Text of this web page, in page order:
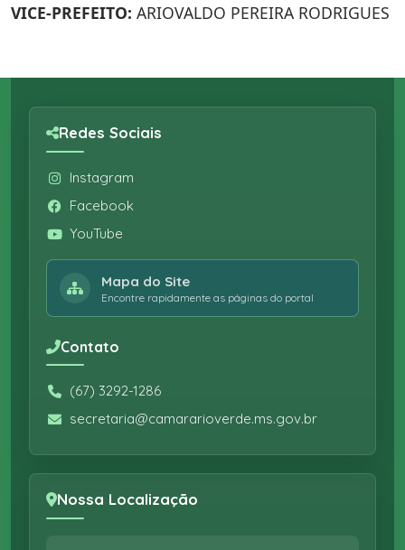
VICE-PREFEITO: ARIOVALDO PEREIRA RODRIGUES
Redes Sociais
Instagram
Facebook
YouTube
Mapa do Site
Encontre rapidamente as páginas do portal
Contato
(67) 3292-1286
secretaria@camararioverde.ms.gov.br
Nossa Localização